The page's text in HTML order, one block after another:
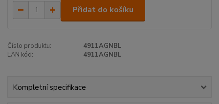
Přidat do košíku
Číslo produktu:
4911AGNBL
EAN kód:
4911AGNBL
Kompletní specifikace